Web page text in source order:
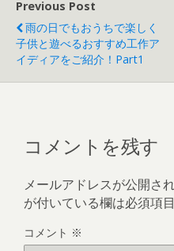
Previous Post
雨の日でもおうちで楽しく
子供と遊べるおすすめ工作ア
イディアをご紹介！part1
コメントを残す
メールアドレスが公開さ
が付いている欄は必須項
コメント ※